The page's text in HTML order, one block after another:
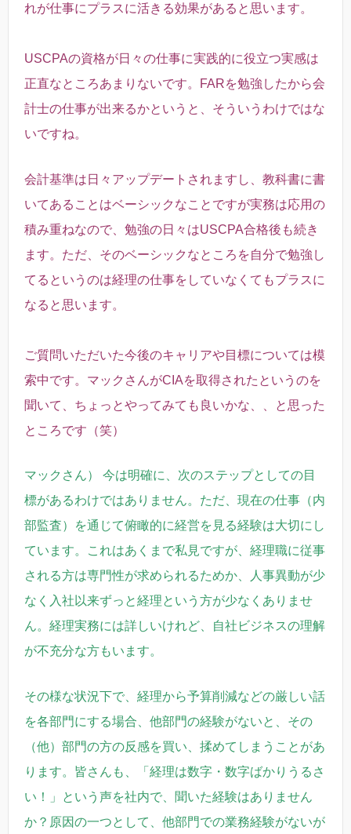
れが仕事にプラスに活きる効果があると思います。
USCPAの資格が日々の仕事に実践的に役立つ実感は
正直なところあまりないです。FARを勉強したから会
計士の仕事が出来るかというと、そういうわけではな
いですね。
会計基準は日々アップデートされますし、教科書に書
いてあることはベーシックなことですが実務は応用の
積み重ねなので、勉強の日々はUSCPA合格後も続き
ます。ただ、そのベーシックなところを自分で勉強し
てるというのは経理の仕事をしていなくてもプラスに
なると思います。
ご質問いただいた今後のキャリアや目標については模
索中です。マックさんがCIAを取得されたというのを
聞いて、ちょっとやってみても良いかな、、と思った
ところです（笑）
マックさん） 今は明確に、次のステップとしての目
標があるわけではありません。ただ、現在の仕事（内
部監査）を通じて俯瞰的に経営を見る経験は大切にし
ています。これはあくまで私見ですが、経理職に従事
される方は専門性が求められるためか、人事異動が少
なく入社以来ずっと経理という方が少なくありませ
ん。経理実務には詳しいけれど、自社ビジネスの理解
が不充分な方もいます。
その様な状況下で、経理から予算削減などの厳しい話
を各部門にする場合、他部門の経験がないと、その
（他）部門の方の反感を買い、揉めてしまうことがあ
ります。 皆さんも、「経理は数字・数字ばかりうるさ
い！」という声を社内で、聞いた経験はありません
か？原因の一つとして、他部門での業務経験がないが